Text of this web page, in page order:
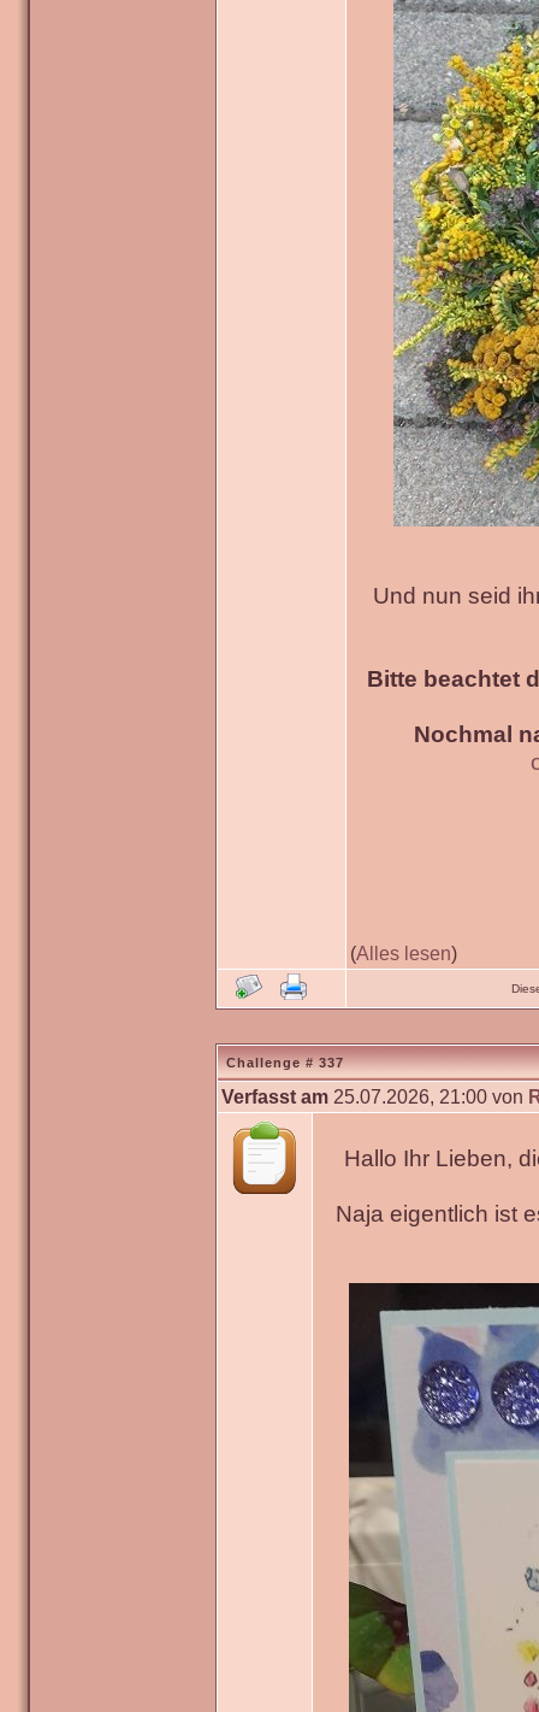
Und nun seid
Bitte beachtet
Nochmal
(Alles lesen)
Challenge # 337
Verfasst am 25.07.2026, 21:00 von
Hallo Ihr Lieben,
Naja eigentlich ist